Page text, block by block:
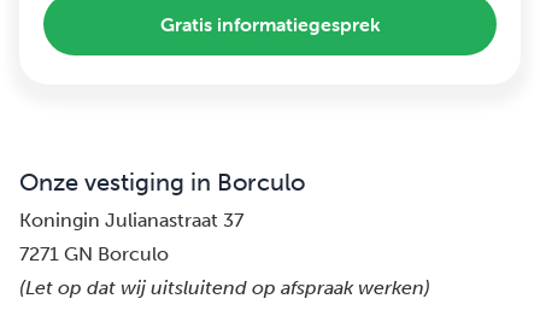
Gratis informatiegesprek
Onze vestiging in Borculo
Koningin Julianastraat 37
7271 GN Borculo
(Let op dat wij uitsluitend op afspraak werken)